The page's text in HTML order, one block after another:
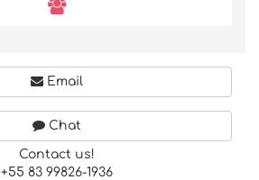
Email
Chat
Contact us!
+55 83 99826-1936